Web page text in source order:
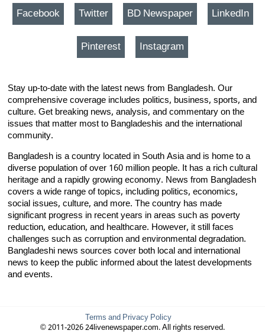
Facebook Twitter BD Newspaper LinkedIn
Pinterest Instagram
Stay up-to-date with the latest news from Bangladesh. Our
comprehensive coverage includes politics, business, sports, and
culture. Get breaking news, analysis, and commentary on the
issues that matter most to Bangladeshis and the international
community.
Bangladesh is a country located in South Asia and is home to a
diverse population of over 160 million people. It has a rich cultural
heritage and a rapidly growing economy. News from Bangladesh
covers a wide range of topics, including politics, economics,
social issues, culture, and more. The country has made
significant progress in recent years in areas such as poverty
reduction, education, and healthcare. However, it still faces
challenges such as corruption and environmental degradation.
Bangladeshi news sources cover both local and international
news to keep the public informed about the latest developments
and events.
Terms and Privacy Policy
© 2011-2026 24livenewspaper.com. All rights reserved.